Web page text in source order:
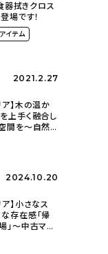
拭きクロス
場です！
アイテム
2021.2.27
ア】木の温か
上手く融合し
間を〜自然
ki_no_ieさ
2024.10.20
】小さなス
存在感「帰
」～中古マン
で叶えたコ